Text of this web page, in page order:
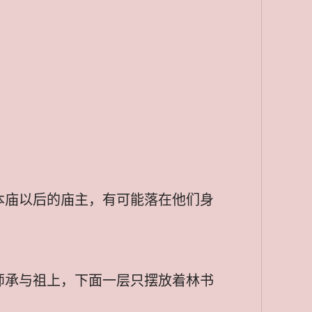
以后的庙主，有可能落在他们身
与祖上，下面一层只摆放着林书